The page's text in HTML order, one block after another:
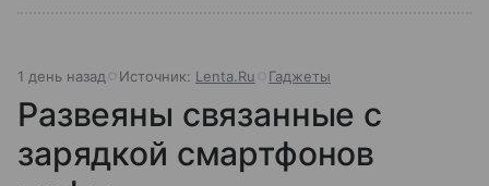
1 день назад Источник: Lenta.Ru Гаджеты
Развеяны связанные с
зарядкой смартфонов